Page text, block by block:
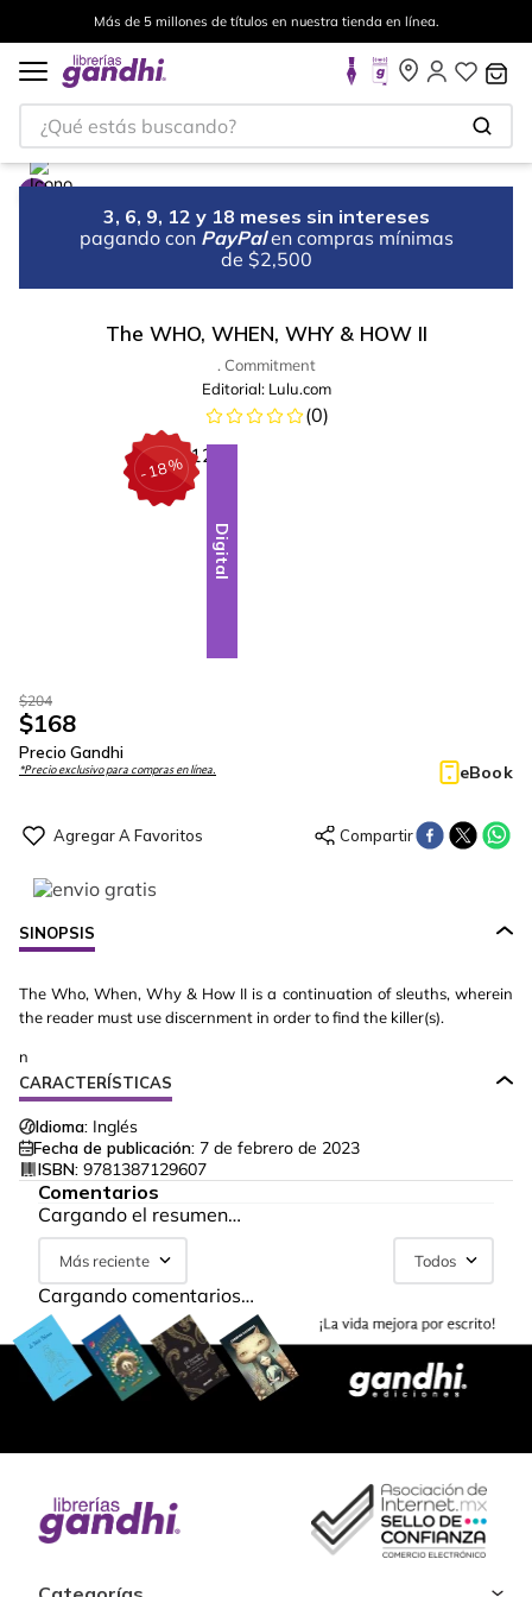
Más de 5 millones de títulos en nuestra tienda en línea.
¿Qué estás buscando?
3, 6, 9, 12 y 18 meses sin intereses
pagando con PayPal en compras mínimas
de $2,500
The WHO, WHEN, WHY & HOW II
. Commitment
Editorial: Lulu.com
(0)
-18%
Digital
$204
$168
Precio Gandhi
*Precio exclusivo para compras en línea. eBook
SINOPSIS
The Who, When, Why & How II is a continuation of sleuths, wherein
the reader must use discernment in order to find the killer(s).
n
CARACTERÍSTICAS
Idioma: Inglés
Fecha de publicación: 7 de febrero de 2023
ISBN: 9781387129607
Comentarios
Cargando el resumen…
Más reciente Todos
Cargando comentarios…